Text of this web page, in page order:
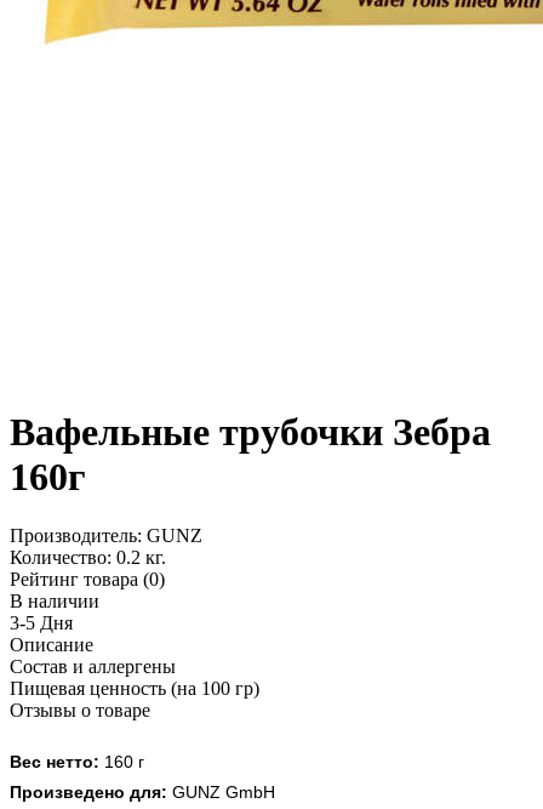
Вафельные трубочки Зебра
160г
Производитель: GUNZ
Количество: 0.2 кг.
Рейтинг товара (0)
В наличии
3-5 Дня
Описание
Состав и аллергены
Пищевая ценность (на 100 гр)
Отзывы о товаре
Вес нетто: 160 г
Произведено для: GUNZ GmbH